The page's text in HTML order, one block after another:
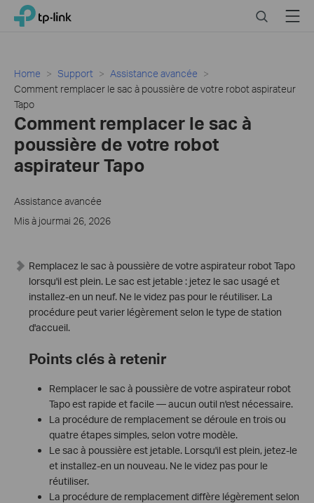
Click
navigation
TP-Link, Reliably Smart SearchMenu
Home Support
Assistance avancée
Comment remplacer le sac à poussière de votre robot aspirateur
Tapo
Comment remplacer le sac à
poussière de votre robot
aspirateur Tapo
Assistance avancée
Mis à jourmai 26, 2026
Remplacez le sac à poussière de votre aspirateur robot Tapo
lorsqu'il est plein. Le sac est jetable : jetez le sac usagé et
installez-en un neuf. Ne le videz pas pour le réutiliser. La
procédure peut varier légèrement selon le type de station
d'accueil.
Points clés à retenir
Remplacer le sac à poussière de votre aspirateur robot
Tapo est rapide et facile — aucun outil n'est nécessaire.
La procédure de remplacement se déroule en trois ou
quatre étapes simples, selon votre modèle.
Le sac à poussière est jetable. Lorsqu'il est plein, jetez-le
et installez-en un nouveau. Ne le videz pas pour le
réutiliser.
La procédure de remplacement diffère légèrement selon